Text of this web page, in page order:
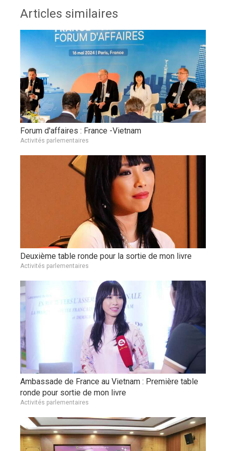
Articles similaires
Forum d'affaires : France -Vietnam
Activités parlementaires
Deuxième table ronde pour la sortie de mon livre
Activités parlementaires
Ambassade de France au Vietnam : Première table
ronde pour sortie de mon livre
Activités parlementaires